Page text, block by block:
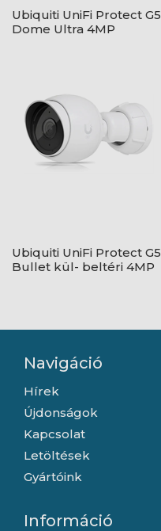
Ubiquiti UniFi Protect G5
Dome Ultra 4MP
Ubiquiti UniFi Protect G5
Bullet kül- beltéri 4MP
Navigáció
Hírek
Újdonságok
Kapcsolat
Letöltések
Gyártóink
Információ